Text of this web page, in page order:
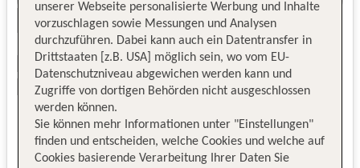
unserer Webseite personalisierte Werbung und Inhalte
vorzuschlagen sowie Messungen und Analysen
durchzuführen. Dabei kann auch ein Datentransfer in
Drittstaaten [z.B. USA] möglich sein, wo vom EU-
Datenschutzniveau abgewichen werden kann und
Zugriffe von dortigen Behörden nicht ausgeschlossen
werden können.
Sie können mehr Informationen unter "Einstellungen"
finden und entscheiden, welche Cookies und welche auf
Cookies basierende Verarbeitung Ihrer Daten Sie